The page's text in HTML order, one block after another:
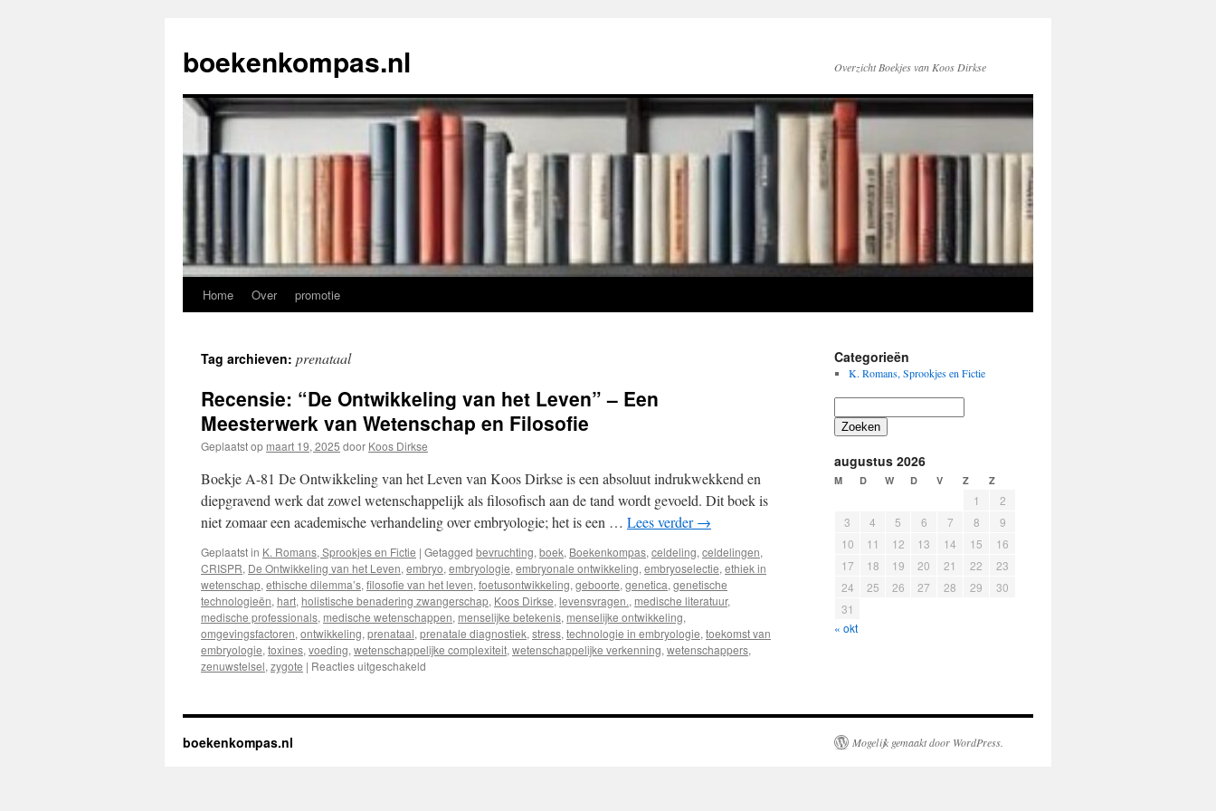
de
inhoud
boekenkompas.nl Overzicht Boekjes van Koos Dirkse
Home Over promotie
Tag archieven: prenataal
Recensie: “De Ontwikkeling van het Leven” – Een
Meesterwerk van Wetenschap en Filosofie
Geplaatst op maart 19, 2025 door Koos Dirkse
Boekje A-81 De Ontwikkeling van het Leven van Koos Dirkse is een absoluut indrukwekkend en
diepgravend werk dat zowel wetenschappelijk als filosofisch aan de tand wordt gevoeld. Dit boek is
niet zomaar een academische verhandeling over embryologie; het is een … Lees verder→
Geplaatst in K. Romans, Sprookjes en Fictie | Getagged bevruchting, boek, Boekenkompas, celdeling, celdelingen,
CRISPR, De Ontwikkeling van het Leven, embryo, embryologie, embryonale ontwikkeling, embryoselectie, ethiek in
wetenschap, ethische dilemma’s, filosofie van het leven, foetusontwikkeling, geboorte, genetica, genetische
technologieën, hart, holistische benadering zwangerschap, Koos Dirkse, levensvragen., medische literatuur,
medische professionals, medische wetenschappen, menselijke betekenis, menselijke ontwikkeling,
omgevingsfactoren, ontwikkeling, prenataal, prenatale diagnostiek, stress, technologie in embryologie, toekomst van
embryologie, toxines, voeding, wetenschappelijke complexiteit, wetenschappelijke verkenning, wetenschappers,
zenuwstelsel, zygote | Reacties uitgeschakeld
Ontwikkeling
Categorieën
K. Romans, Sprookjes en Fictie
Zoeken
augustus 2026
M D W D V Z Z
1
2
3
4 5 6 7 8
9
10
11 12 13 14 15
16
17
18 19 20 21 22
23
24
25 26 27 28 29
30
31
« okt
boekenkompas.nl Mogelijk gemaakt door WordPress.